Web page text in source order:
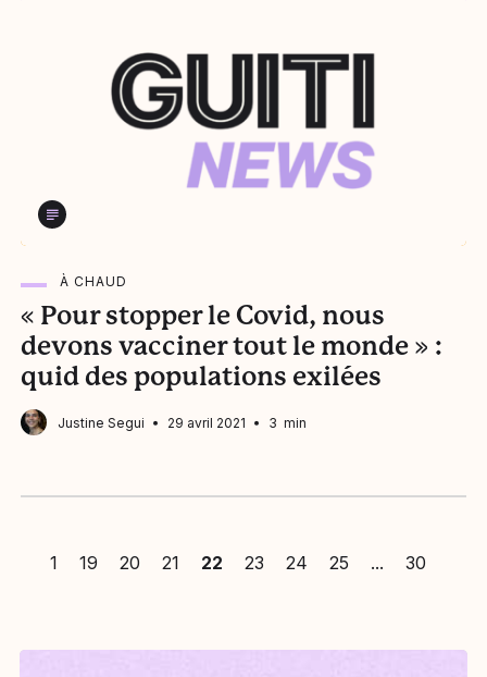
À CHAUD
« Pour stopper le Covid, nous
devons vacciner tout le monde » :
quid des populations exilées
Justine Segui 29 avril 2021 3 min
1 19 20 21 22 23 24 25 30